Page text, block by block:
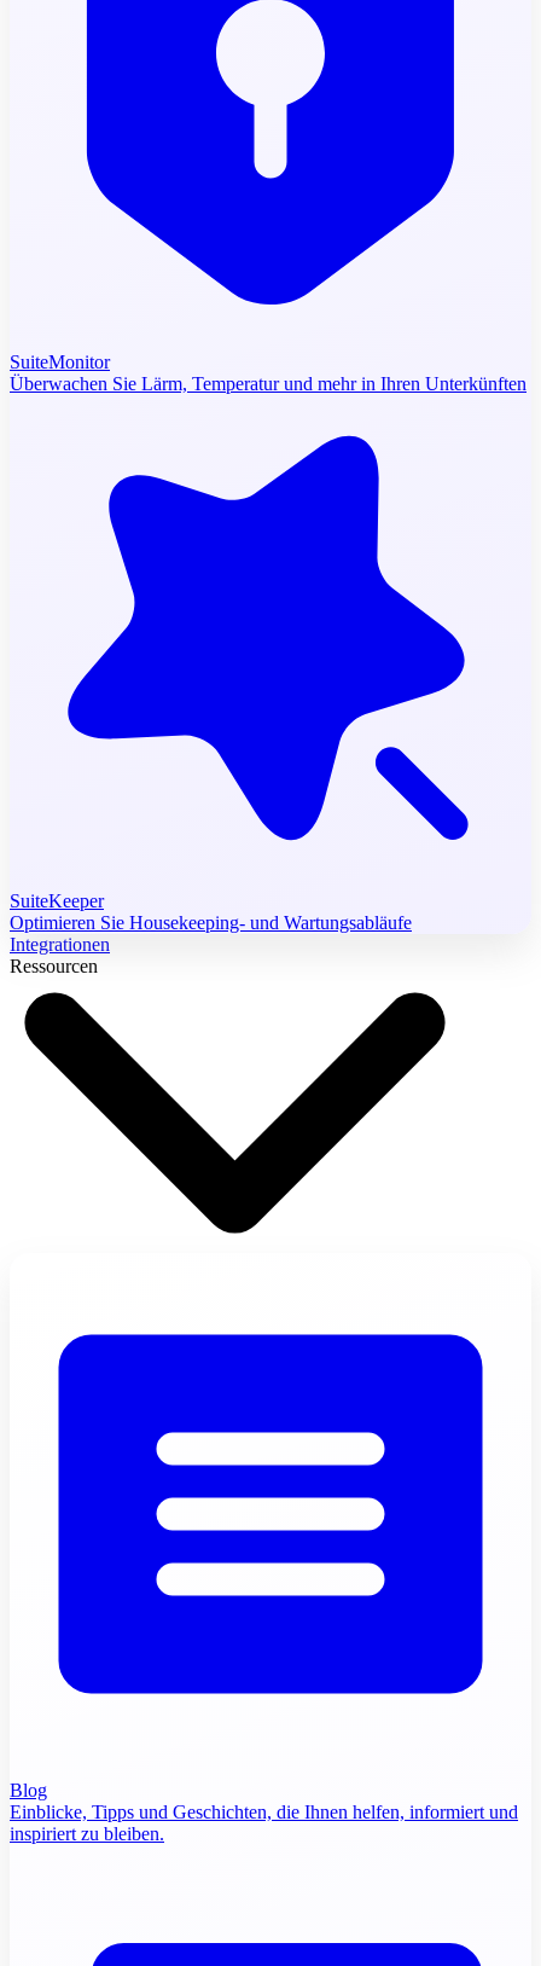
SuiteMonitor
Überwachen Sie Lärm, Temperatur und mehr in Ihren Unterkünften
SuiteKeeper
Optimieren Sie Housekeeping- und Wartungsabläufe
Integrationen
Ressourcen
Blog
Einblicke, Tipps und Geschichten, die Ihnen helfen, informiert und
inspiriert zu bleiben.